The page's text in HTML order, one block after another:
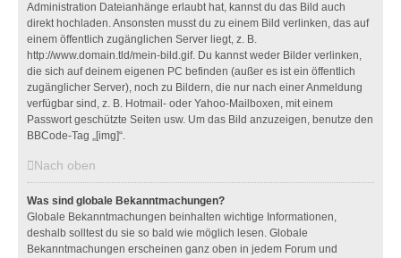
Administration Dateianhänge erlaubt hat, kannst du das Bild auch
direkt hochladen. Ansonsten musst du zu einem Bild verlinken, das auf
einem öffentlich zugänglichen Server liegt, z. B.
http://www.domain.tld/mein-bild.gif. Du kannst weder Bilder verlinken,
die sich auf deinem eigenen PC befinden (außer es ist ein öffentlich
zugänglicher Server), noch zu Bildern, die nur nach einer Anmeldung
verfügbar sind, z. B. Hotmail- oder Yahoo-Mailboxen, mit einem
Passwort geschützte Seiten usw. Um das Bild anzuzeigen, benutze den
BBCode-Tag „[img]“.
Nach oben
Was sind globale Bekanntmachungen?
Globale Bekanntmachungen beinhalten wichtige Informationen,
deshalb solltest du sie so bald wie möglich lesen. Globale
Bekanntmachungen erscheinen ganz oben in jedem Forum und